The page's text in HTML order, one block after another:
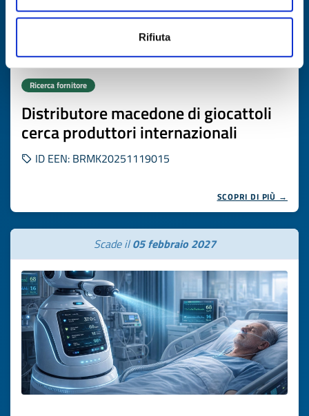
Rifiuta
Ricerca fornitore
Distributore macedone di giocattoli
cerca produttori internazionali
ID EEN: BRMK20251119015
SCOPRI DI PIÙ →
Scade il05 febbraio 2027